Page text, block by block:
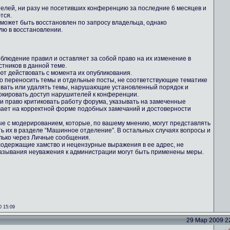
ни разу не посетивших конференцию за последние 6 месяцев и
быть восстановлен по запросу владельца, однако
в восстановлении.
правил и оставляет за собой право на их изменение в
в данной теме.
действовать с момента их опубликования.
переносить темы и отдельные посты, не соответствующие тематике
или удалять темы, нарушающие установленный порядок и
доступ нарушителей к конференции.
право критиковать работу форума, указывать на замеченные
на корректной форме подобных замечаний и достоверности
с модерированием, которые, по вашему мнению, могут представлять
их в разделе “Машинное отделение”. В остальных случаях вопросы и
через Личные сообщения.
хамство и нецензурные выражения в ее адрес, не
неуважения к администрации могут быть применены меры.
15:09
29 Мар 2009